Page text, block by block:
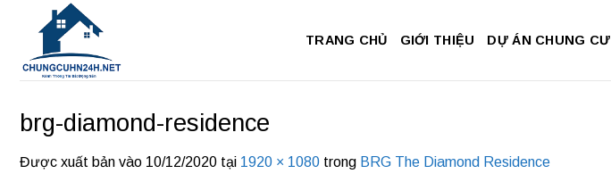
dung
TRANG CHỦ GIỚI THIỆU DỰ ÁN CHUNG CƯ
brg-diamond-residence
Được xuất bản vào 10/12/2020 tại 1920 × 1080 trong BRG The Diamond Residence